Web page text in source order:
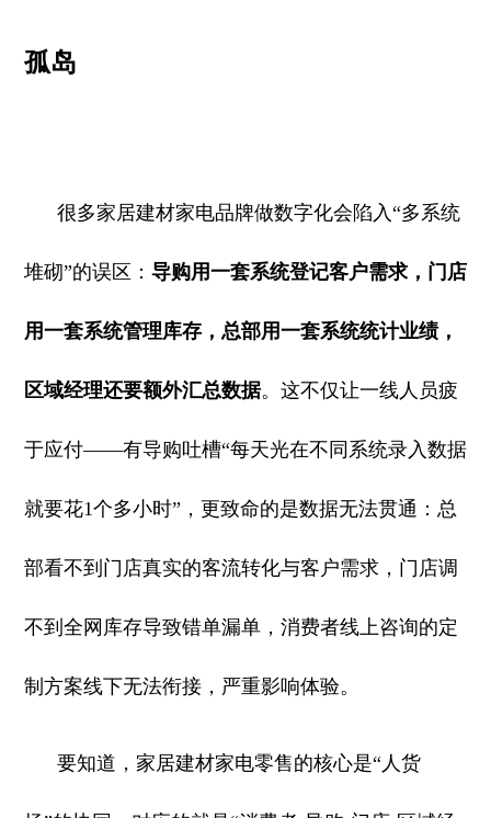
孤岛
很多家居建材家电品牌做数字化会陷入“多系统
堆砌”的误区： 导购用一套系统登记客户需求，门店
用一套系统管理库存，总部用一套系统统计业绩，
区域经理还要额外汇总数据。这不仅让一线人员疲
于应付——有导购吐槽“每天光在不同系统录入数据
就要花1个多小时”，更致命的是数据无法贯通：总
部看不到门店真实的客流转化与客户需求，门店调
不到全网库存导致错单漏单，消费者线上咨询的定
制方案线下无法衔接，严重影响体验。
要知道，家居建材家电零售的核心是“人货